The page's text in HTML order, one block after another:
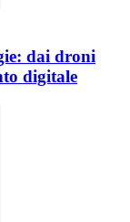
dai droni
digitale